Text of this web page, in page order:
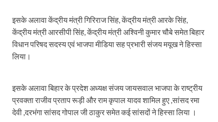
Dr.Teejan Bai: विश्वविख्यात पंडवानी गायिका, पद्म
Khatipura Mega Coach Care Terminal: खातीपुरा में
आ गई यूपी बीजेपी संगठन की लिस्ट, देखिए कौन-कौन है इस
Chhattisgarh UCC: छत्तीसगढ़ में UCC का खाका तैयार
इसके अलावा केंद्रीय मंत्री गिरिराज सिंह, केंद्रीय मंत्री आरके सिंह,
केंद्रीय मंत्री आरसीपी सिंह, केंद्रीय मंत्री अश्विनी कुमार चौबे समेत बिहार
विधान परिषद सदस्य एवं भाजपा मीडिया सह प्रभारी संजय मयूख ने हिस्सा
लिया।
इसके अलावा बिहार के प्रदेश अध्यक्ष संजय जायसवाल भाजपा के राष्ट्रीय
प्रवक्ता राजीव प्रताप रूड़ी और राम कृपाल यादव शामिल हुए ,सांसद रमा
देवी ,दरभंगा सांसद गोपाल जी ठाकुर समेत कई सांसदों ने हिस्सा लिया ।